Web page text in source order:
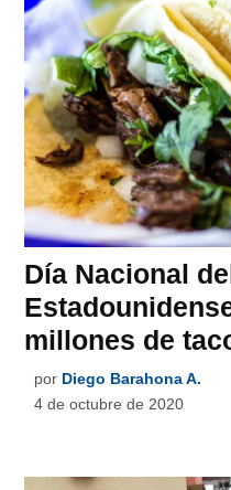
Día Nacional
millones de
por Diego Barahona A.
4 de octubre de 2020